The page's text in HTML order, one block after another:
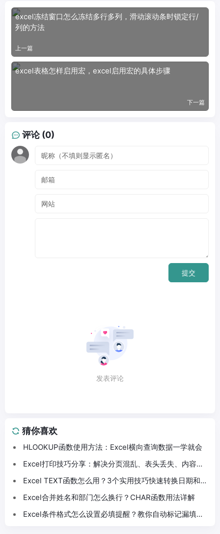
excel冻结窗口怎么冻结多行多列，滑动滚动条时锁定行/
列的方法
上一篇
excel表格怎样启用宏，excel启用宏的具体步骤
下一篇
评论 (0)
提交
发表评论
猜你喜欢
HLOOKUP函数使用方法：Excel横向查询数据一学就会
Excel打印技巧分享：解决分页混乱、表头丢失、内容截
Excel TEXT函数怎么用？3个实用技巧快速转换日期和数
Excel合并姓名和部门怎么换行？CHAR函数用法详解
Excel条件格式怎么设置必填提醒？教你自动标记漏填数